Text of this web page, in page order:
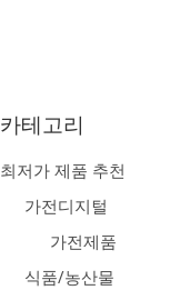
카테고리
최저가 제품 추천
가전디지털
가전제품
식품/농산물